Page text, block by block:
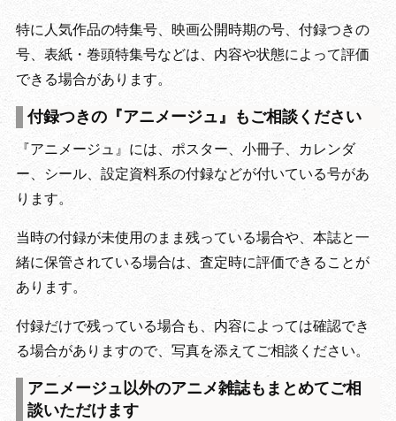
特に人気作品の特集号、映画公開時期の号、付録つきの
号、表紙・巻頭特集号などは、内容や状態によって評価
できる場合があります。
付録つきの『アニメージュ』もご相談ください
『アニメージュ』には、ポスター、小冊子、カレンダ
ー、シール、設定資料系の付録などが付いている号があ
ります。
当時の付録が未使用のまま残っている場合や、本誌と一
緒に保管されている場合は、査定時に評価できることが
あります。
付録だけで残っている場合も、内容によっては確認でき
る場合がありますので、写真を添えてご相談ください。
アニメージュ以外のアニメ雑誌もまとめてご相
談いただけます